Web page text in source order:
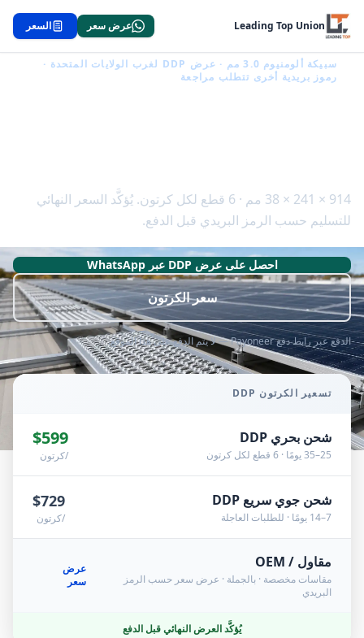
Leading Top Union عرض سعر السعر
سبيكة ألومنيوم 3.0 مم · عرض DDP لغرب الولايات المتحدة ·
رموز بريدية أخرى تتطلب مراجعة
914 × 241 × 38 مم · 6 قطع لكل كرتون. يُؤكَّد السعر النهائي
للتسليم حسب الرمز البريدي قبل الدفع.
احصل على عرض DDP عبر WhatsApp
سعر الكرتون
الدفع عبر رابط دفع Payoneer — لا يتم الدفع على هذا الموقع.
تسعير الكرتون DDP
شحن بحري DDP
25–35 يومًا · 6 قطع لكل كرتون
$599
/كرتون
شحن جوي سريع DDP
7–14 يومًا · للطلبات العاجلة
$729
/كرتون
مقاول / OEM
مقاسات مخصصة · بالجملة · عرض سعر حسب الرمز
البريدي
عرض
سعر
يُؤكَّد العرض النهائي قبل الدفع